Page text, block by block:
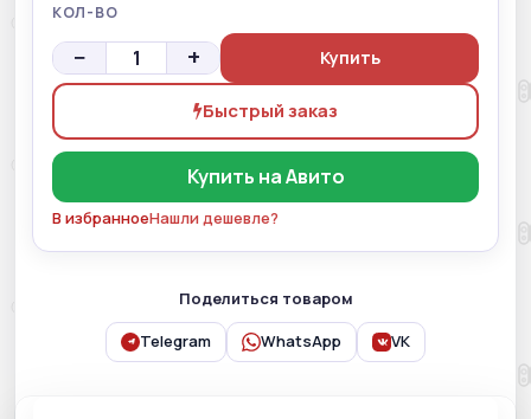
КОЛ-ВО
− + Купить
Быстрый заказ
Купить на Авито
В избранноеНашли дешевле?
Поделиться товаром
Telegram WhatsApp VK